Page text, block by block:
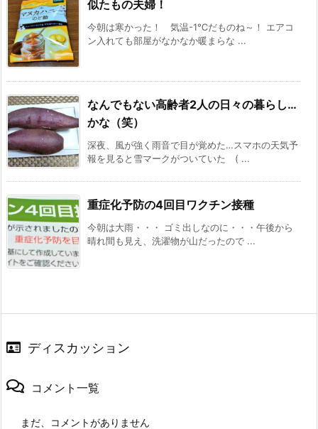
似たもの夫婦！
今朝は寒かった！ 気温-1℃だものね～！ エアコ
ン入れても部屋がなかなか暖まらな ...
なんでもない高齢者2人の日々の暮らし…
かな（笑）
深夜、風が強く雨音で目が覚めた…スマホの天気予
報を見ると雪マークがついていた ( ...
重症化予防の4回目ワクチン接種
今朝は大雨・・・ ゴミ出しなのに・・・午後から
晴れ間も見え、洗濯物が山だったので ...
ディスカッション
コメント一覧
まだ、コメントがありません